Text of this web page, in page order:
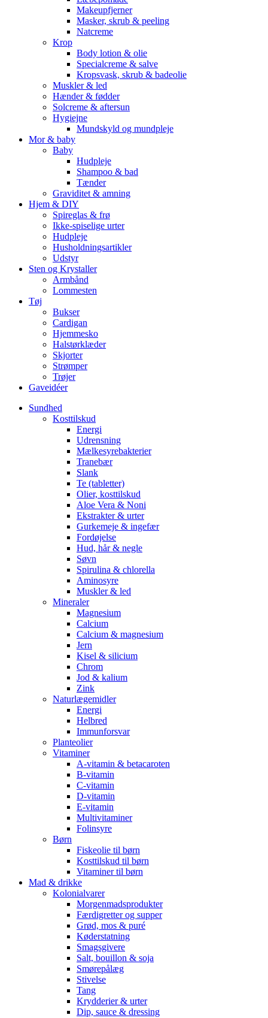
Makeupfjerner
Masker, skrub & peeling
Natcreme
Krop
Body lotion & olie
Specialcreme & salve
Kropsvask, skrub & badeolie
Muskler & led
Hænder & fødder
Solcreme & aftersun
Hygiejne
Mundskyld og mundpleje
Mor & baby
Baby
Hudpleje
Shampoo & bad
Tænder
Graviditet & amning
Hjem & DIY
Spireglas & frø
Ikke-spiselige urter
Hudpleje
Husholdningsartikler
Udstyr
Sten og Krystaller
Armbånd
Lommesten
Tøj
Bukser
Cardigan
Hjemmesko
Halstørklæder
Skjorter
Strømper
Trøjer
Gaveidéer
Sundhed
Kosttilskud
Energi
Udrensning
Mælkesyrebakterier
Tranebær
Slank
Te (tabletter)
Olier, kosttilskud
Aloe Vera & Noni
Ekstrakter & urter
Gurkemeje & ingefær
Fordøjelse
Hud, hår & negle
Søvn
Spirulina & chlorella
Aminosyre
Muskler & led
Mineraler
Magnesium
Calcium
Calcium & magnesium
Jern
Kisel & silicium
Chrom
Jod & kalium
Zink
Naturlægemidler
Energi
Helbred
Immunforsvar
Planteolier
Vitaminer
A-vitamin & betacaroten
B-vitamin
C-vitamin
D-vitamin
E-vitamin
Multivitaminer
Folinsyre
Børn
Fiskeolie til børn
Kosttilskud til børn
Vitaminer til børn
Mad & drikke
Kolonialvarer
Morgenmadsprodukter
Færdigretter og supper
Grød, mos & puré
Køderstatning
Smagsgivere
Salt, bouillon & soja
Smørepålæg
Stivelse
Tang
Krydderier & urter
Dip, sauce & dressing